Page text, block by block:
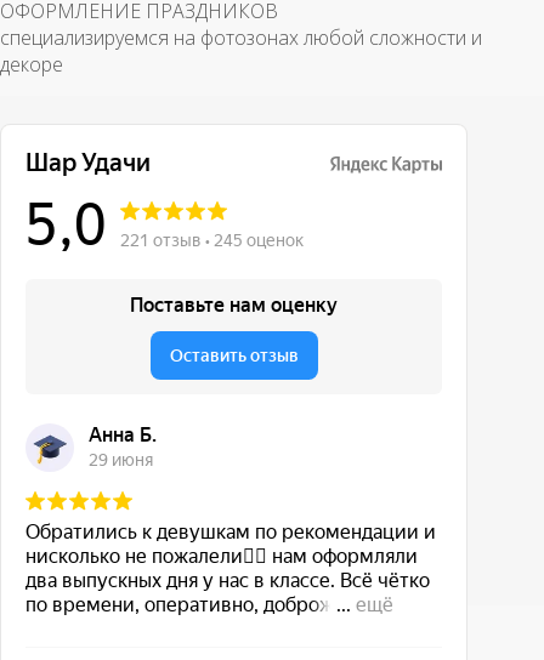
ОФОРМЛЕНИЕ ПРАЗДНИКОВ
специализируемся на фотозонах любой сложности и
декоре
Вопросы и ответы
Сколько держатся шары с гелием?
Делаете индивидуальные надписи?
Как оплатить?
Что если шар лопнул?
Доставляете за МКАД?